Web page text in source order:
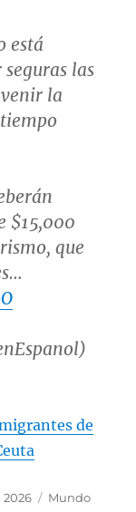
está
las
la
$15,000
que
de
2026
C
Mundo